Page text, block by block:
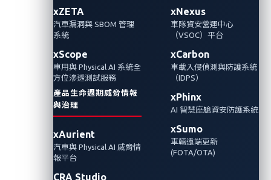
xZETA
汽車漏洞與 SBOM 管理
系統
xScope
車用與 Physical AI 系統全
方位滲透測試服務
產品生命週期威脅情報
與治理
xAurient
汽車與 Physical AI 威脅情
報平台
CRA Studio
xNexus
車隊資安營運中心
（VSOC）平台
xCarbon
車載入侵偵測與防護系統
（IDPS）
xPhinx
AI 智慧座艙資安防護系統
xSumo
車輛遠端更新
(FOTA/OTA)